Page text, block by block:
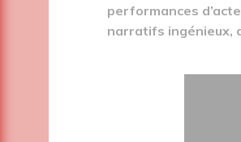
performances
narratifs ingénieux,